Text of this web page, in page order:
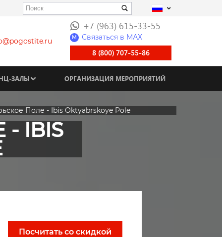
+7 (963) 615-33-55
M Связаться в МАХ
8 (800) 707-55-86
ЗАЛЫ ОРГАНИЗАЦИЯ МЕРОПРИЯТИЙ
Поле - Ibis Oktyabrskoye Pole
IBIS
Посчитать со скидкой